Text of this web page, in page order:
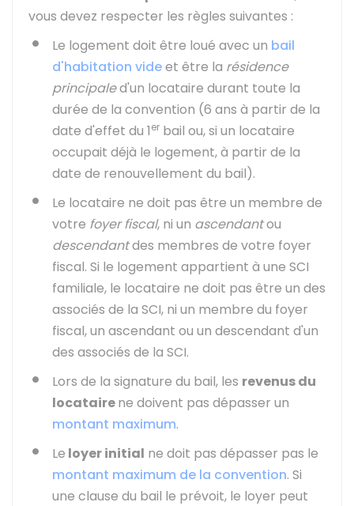
vous devez respecter les règles suivantes :
Le logement doit être loué avec un bail
d'habitation videet être la résidence
principaled'un locataire durant toute la
durée de la convention (6 ans à partir de la
date d'effet du 1er bail ou, si un locataire
occupait déjà le logement, à partir de la
date de renouvellement du bail).
Le locataire ne doit pas être un membre de
votre foyer fiscal, ni un ascendantou
descendantdes membres de votre foyer
fiscal. Si le logement appartient à une SCI
familiale, le locataire ne doit pas être un des
associés de la SCI, ni un membre du foyer
fiscal, un ascendant ou un descendant d'un
des associés de la SCI.
Lors de la signature du bail, les revenus du
locatairene doivent pas dépasser un
montant maximum.
Le loyer initial ne doit pas dépasser pas le
montant maximum de la convention. Si
une clause du bail le prévoit, le loyer peut